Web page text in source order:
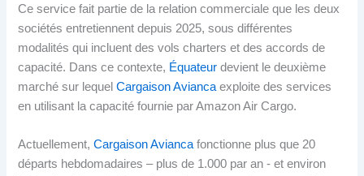
Ce service fait partie de la relation commerciale que les deux
sociétés entretiennent depuis 2025, sous différentes
modalités qui incluent des vols charters et des accords de
capacité. Dans ce contexte, Équateur devient le deuxième
marché sur lequelCargaison Avianca exploite des services
en utilisant la capacité fournie par Amazon Air Cargo.
Actuellement,Cargaison Aviancafonctionne plus que 20
départs hebdomadaires – plus de 1.000 par an - et environ